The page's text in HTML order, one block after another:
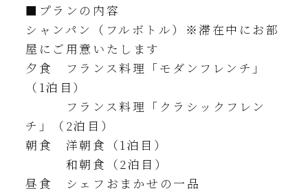
■プランの内容
シャンパン（フルボトル）※滞在中にお部
屋にご用意いたします
夕食 フランス料理「モダンフレンチ」
（1泊目）
フランス料理「クラシックフレン
チ」（2泊目）
朝食 洋朝食（1泊目）
和朝食（2泊目）
昼食 シェフおまかせの一品